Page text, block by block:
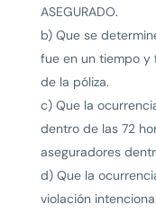
ASEGURADO.
b) Que se
fue en un tiempo
de la póliza.
c) Que la
dentro de las 72
aseguradores
d) Que la
violación